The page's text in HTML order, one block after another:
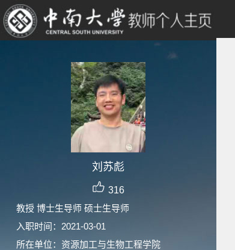
刘苏彪
316
教授 博士生导师 硕士生导师
入职时间：2021-03-01
所在单位：资源加工与生物工程学院